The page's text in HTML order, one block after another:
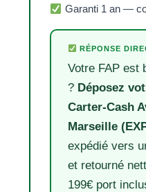
Garanti 1 an —
RÉPONSE
Votre FAP est
? Déposez
Carter-Cash
Marseille
expédié vers
et retourné
199€ port